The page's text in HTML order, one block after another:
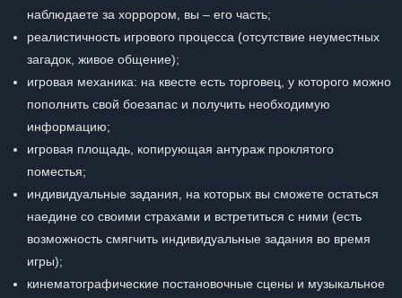
наблюдаете за хоррором, вы – его часть;
реалистичность игрового процесса (отсутствие неуместных
загадок, живое общение);
игровая механика: на квесте есть торговец, у которого можно
пополнить свой боезапас и получить необходимую
информацию;
игровая площадь, копирующая антураж проклятого
поместья;
индивидуальные задания, на которых вы сможете остаться
наедине со своими страхами и встретиться с ними (есть
возможность смягчить индивидуальные задания во время
игры);
кинематографические постановочные сцены и музыкальное